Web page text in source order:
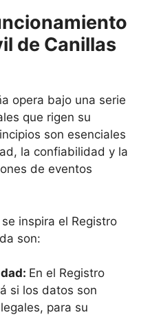
de Canillas
opera bajo una serie
que rigen su
son esenciales
la confiabilidad y la
de eventos
inspira el Registro
son:
En el Registro
si los datos son
para su